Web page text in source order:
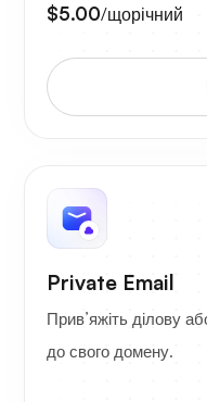
$5.00/щорічний
Private Email
Прив’яжіть ділову
до свого домену.